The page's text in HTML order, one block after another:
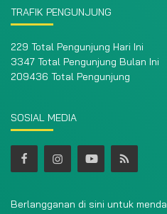
TRAFIK PENGUNJUNG
229 Total Pengunjung Hari Ini
3347 Total Pengunjung Bulan Ini
209436 Total Pengunjung
SOSIAL MEDIA
Berlangganan di sini untuk